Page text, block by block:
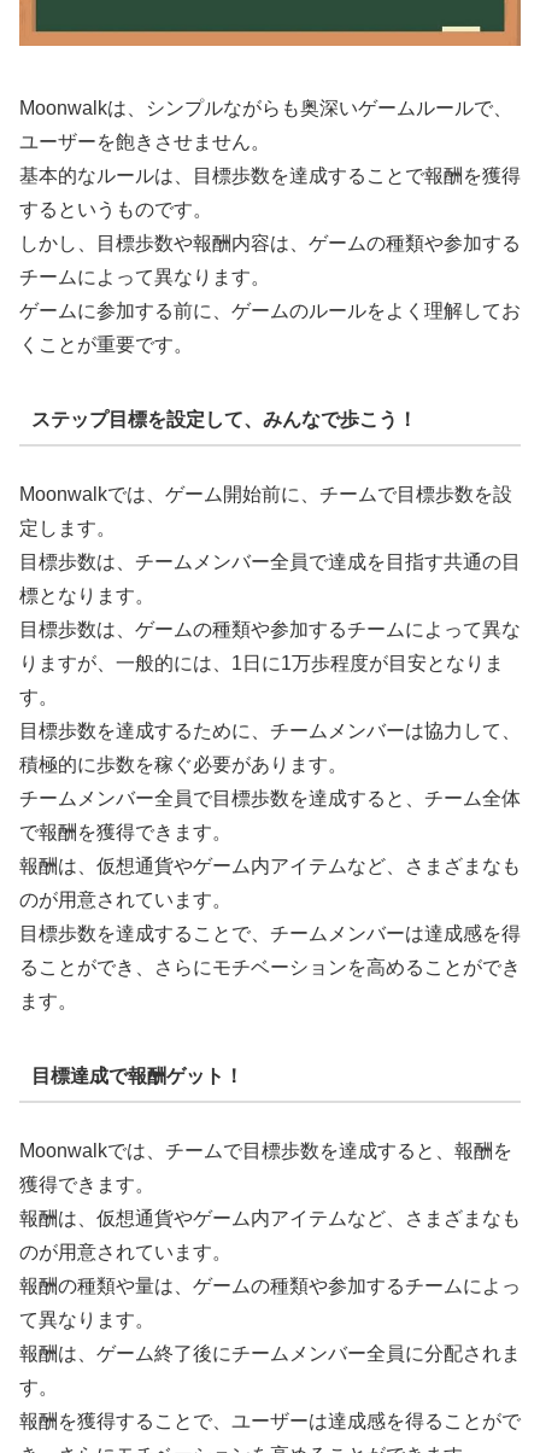
Moonwalkは、シンプルながらも奥深いゲームルールで、
ユーザーを飽きさせません。
基本的なルールは、目標歩数を達成することで報酬を獲得
するというものです。
しかし、目標歩数や報酬内容は、ゲームの種類や参加する
チームによって異なります。
ゲームに参加する前に、ゲームのルールをよく理解してお
くことが重要です。
ステップ目標を設定して、みんなで歩こう！
Moonwalkでは、ゲーム開始前に、チームで目標歩数を設
定します。
目標歩数は、チームメンバー全員で達成を目指す共通の目
標となります。
目標歩数は、ゲームの種類や参加するチームによって異な
りますが、一般的には、1日に1万歩程度が目安となりま
す。
目標歩数を達成するために、チームメンバーは協力して、
積極的に歩数を稼ぐ必要があります。
チームメンバー全員で目標歩数を達成すると、チーム全体
で報酬を獲得できます。
報酬は、仮想通貨やゲーム内アイテムなど、さまざまなも
のが用意されています。
目標歩数を達成することで、チームメンバーは達成感を得
ることができ、さらにモチベーションを高めることができ
ます。
目標達成で報酬ゲット！
Moonwalkでは、チームで目標歩数を達成すると、報酬を
獲得できます。
報酬は、仮想通貨やゲーム内アイテムなど、さまざまなも
のが用意されています。
報酬の種類や量は、ゲームの種類や参加するチームによっ
て異なります。
報酬は、ゲーム終了後にチームメンバー全員に分配されま
す。
報酬を獲得することで、ユーザーは達成感を得ることがで